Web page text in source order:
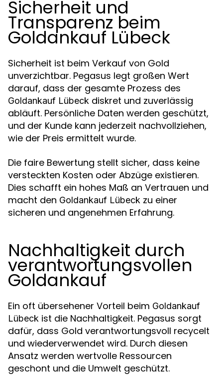
Sicherheit und
Transparenz beim
Goldankauf Lübeck
Sicherheit ist beim Verkauf von Gold
unverzichtbar. Pegasus legt großen Wert
darauf, dass der gesamte Prozess des
Goldankauf Lübeck diskret und zuverlässig
abläuft. Persönliche Daten werden geschützt,
und der Kunde kann jederzeit nachvollziehen,
wie der Preis ermittelt wurde.
Die faire Bewertung stellt sicher, dass keine
versteckten Kosten oder Abzüge existieren.
Dies schafft ein hohes Maß an Vertrauen und
macht den Goldankauf Lübeck zu einer
sicheren und angenehmen Erfahrung.
Nachhaltigkeit durch
verantwortungsvollen
Goldankauf
Ein oft übersehener Vorteil beim Goldankauf
Lübeck ist die Nachhaltigkeit. Pegasus sorgt
dafür, dass Gold verantwortungsvoll recycelt
und wiederverwendet wird. Durch diesen
Ansatz werden wertvolle Ressourcen
geschont und die Umwelt geschützt.